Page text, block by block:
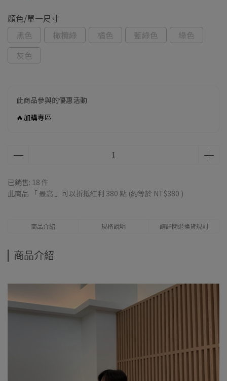
顏色/單一尺寸
黑色
橄欖綠 橘色 藍綠色
綠色
灰色
此商品參與的優惠活動
🔥加購專區
已銷售: 18 件
此商品 「 最高 」可以折抵紅利 380 點 (約等於 NT$380 )
商品介紹 規格說明 請詳閱退換貨規則
商品介紹